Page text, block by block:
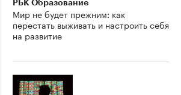
РБК Образование
Мир не будет прежним: как
перестать выживать и настроить себя
на развитие